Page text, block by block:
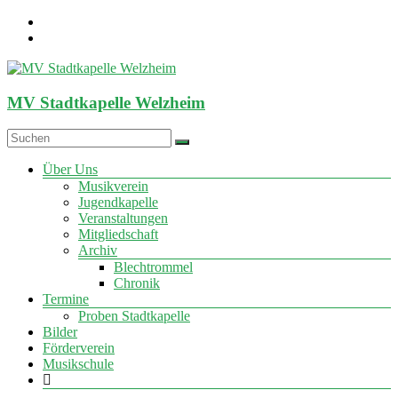
Zum
Inhalt
MV Stadtkapelle Welzheim
Menü
Über Uns
Musikverein
Jugendkapelle
Veranstaltungen
Mitgliedschaft
Archiv
Blechtrommel
Chronik
Termine
Proben Stadtkapelle
Bilder
Förderverein
Musikschule